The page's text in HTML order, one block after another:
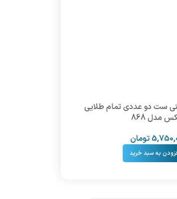
ست دو عددی تمام طلایی
مدل 868
تومان
به سبد خرید